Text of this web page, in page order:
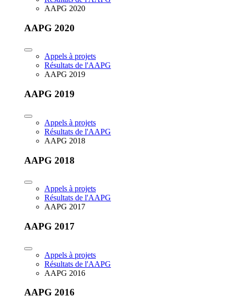
AAPG 2020
AAPG 2020
Appels à projets
Résultats de l'AAPG
AAPG 2019
AAPG 2019
Appels à projets
Résultats de l'AAPG
AAPG 2018
AAPG 2018
Appels à projets
Résultats de l'AAPG
AAPG 2017
AAPG 2017
Appels à projets
Résultats de l'AAPG
AAPG 2016
AAPG 2016